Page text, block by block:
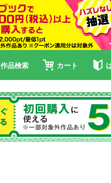
作品検索 カート